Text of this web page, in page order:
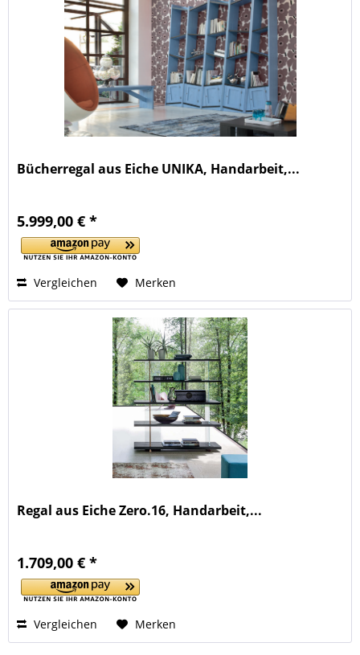
Bücherregal aus Eiche UNIKA, Handarbeit,...
5.999,00 € *
Vergleichen Merken
Regal aus Eiche Zero.16, Handarbeit,...
1.709,00 € *
Vergleichen Merken